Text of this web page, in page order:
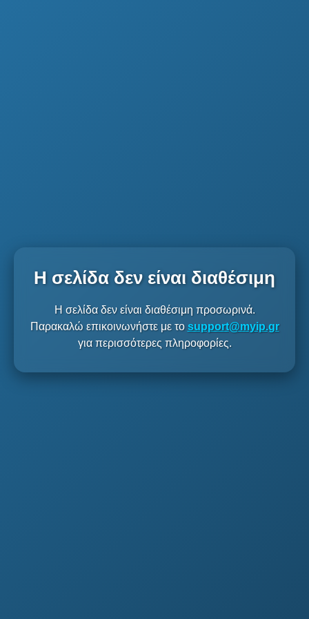
Η σελίδα δεν είναι διαθέσιμη
Η σελίδα δεν είναι διαθέσιμη προσωρινά.
Παρακαλώ επικοινωνήστε με το support@myip.gr
για περισσότερες πληροφορίες.